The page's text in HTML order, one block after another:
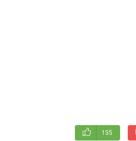
155